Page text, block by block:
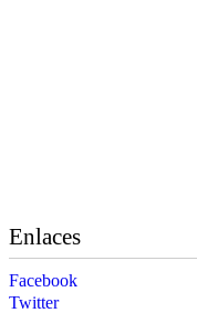
Enlaces
Facebook
Twitter